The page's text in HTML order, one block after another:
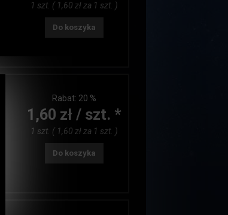
1 szt. ( 1,60 zł za 1 szt. )
Do koszyka
Rabat: 20 %
1,60 zł / szt. *
1 szt. ( 1,60 zł za 1 szt. )
Do koszyka